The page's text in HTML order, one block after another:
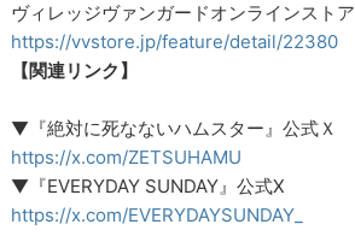
ヴィレッジヴァンガードオンラインストア
https://vvstore.jp/feature/detail/22380
【関連リンク】
▼『絶対に死なないハムスター』公式Ｘ
https://x.com/ZETSUHAMU
▼『EVERYDAY SUNDAY』公式X
https://x.com/EVERYDAYSUNDAY_